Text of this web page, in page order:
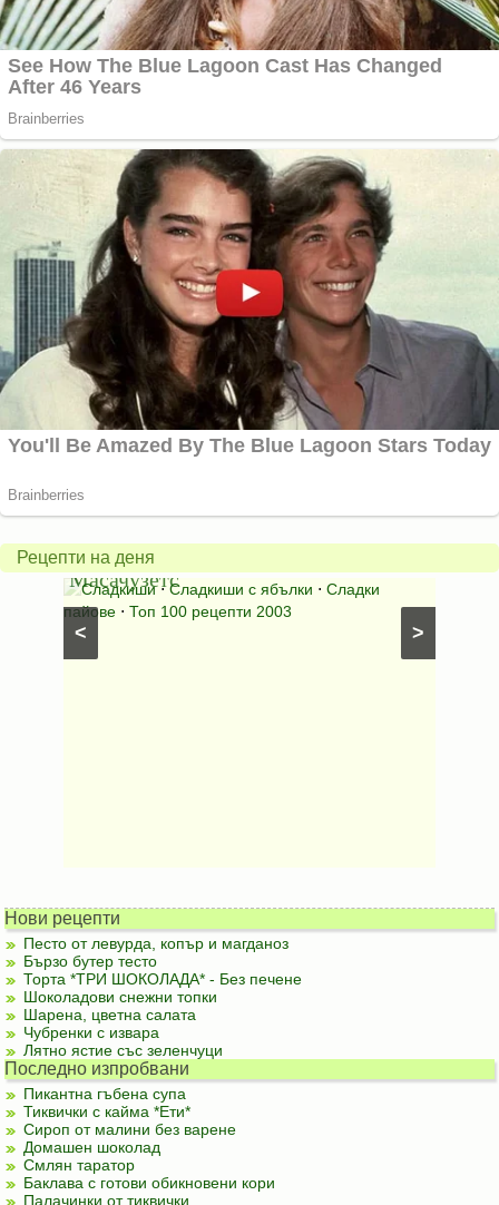
Рецепти на деня
>
<
Американски
ябълков
пай
от
Масачузетс
Сладкиши⋅Сладкиши с ябълки ⋅ Сладки
пайове ⋅ Топ 100 рецепти 2003
питка
на
мама
Нови рецепти
Песто от левурда, копър и магданоз
Бързо бутер тесто
Торта *ТРИ ШОКОЛАДА* - Без печене
Шоколадови снежни топки
Шарена, цветна салата
Чубренки с извара
Лятно ястие със зеленчуци
Последно изпробвани
Пикантна гъбена супа
Тиквички с кайма *Ети*
Сироп от малини без варене
Домашен шоколад
Смлян таратор
Баклава с готови обикновени кори
Палачинки от тиквички